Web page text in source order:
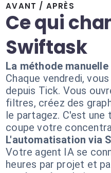
AVANT / APRÈS
Ce qui
Swiftask
La méthode manuelle
Chaque vendredi,
depuis Tick. Vous
filtres, créez des
le partagez. C'est une
coupe votre
L'automatisation via
Votre agent IA se
heures par projet et